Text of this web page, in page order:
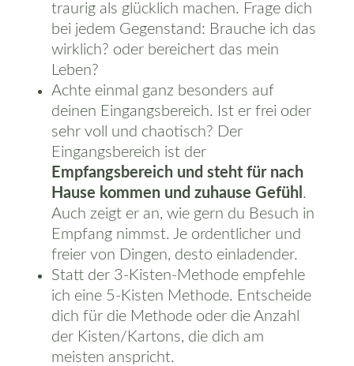
traurig als glücklich machen. Frage dich
bei jedem Gegenstand: Brauche ich das
wirklich? oder bereichert das mein
Leben?
Achte einmal ganz besonders auf
deinen Eingangsbereich. Ist er frei oder
sehr voll und chaotisch? Der
Eingangsbereich ist der
Empfangsbereich und steht für nach
Hause kommen und zuhause Gefühl .
Auch zeigt er an, wie gern du Besuch in
Empfang nimmst. Je ordentlicher und
freier von Dingen, desto einladender.
Statt der 3-Kisten-Methode empfehle
ich eine 5-Kisten Methode. Entscheide
dich für die Methode oder die Anzahl
der Kisten/Kartons, die dich am
meisten anspricht.